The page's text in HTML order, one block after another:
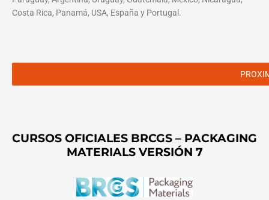
Costa Rica, Panamá, USA, España y Portugal.
CURSOS OFICIALES BRCGS – PACKAGING
MATERIALS VERSIÓN 7